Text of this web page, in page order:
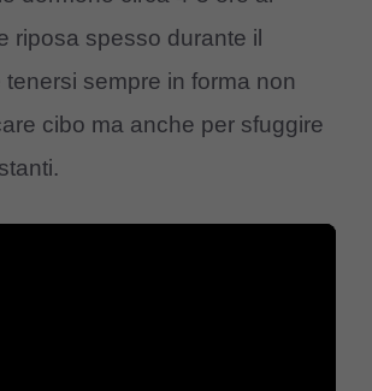
riposa spesso durante il
sempre in forma non
cibo ma anche per sfuggire